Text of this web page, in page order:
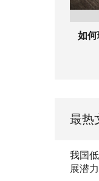
如何
最热
我国
展潜力